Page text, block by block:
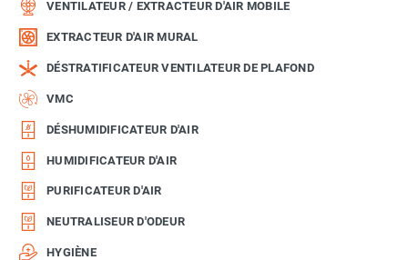
VENTILATEUR / EXTRACTEUR D'AIR MOBILE
EXTRACTEUR D'AIR MURAL
DÉSTRATIFICATEUR VENTILATEUR DE PLAFOND
VMC
DÉSHUMIDIFICATEUR D'AIR
HUMIDIFICATEUR D'AIR
PURIFICATEUR D'AIR
NEUTRALISEUR D'ODEUR
HYGIÈNE